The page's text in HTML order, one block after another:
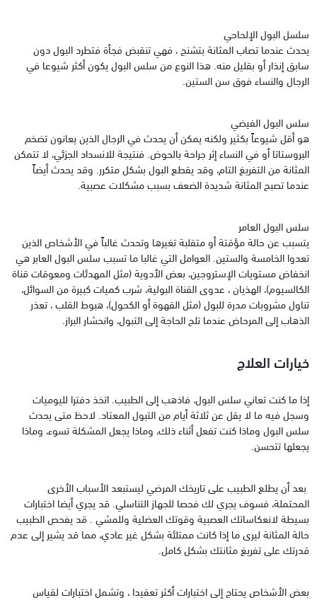
‏سلسل البول الإلحاحي
يحدث عندما تصاب المثانة بتشنج ، فهي تنقبض فجأة فتطرد البول دون
سابق إنذار أو بقليل منه. هذا النوع من سلس البول يكون أكثر شيوعا في
الرجال والنساء فوق سن الستين.
‏سلس البول الفيضي
هو أقل شيوعاً بكثير ولكنه يمكن أن يحدث في الرجال ‏الذين يعانون تضخم
البروستاتا أو في النساء إثر جراحة بالحوض. فنتيجة للانسداد الجزئي، لا تتمكن
المثانة من التفريغ التام، وقد يقطع البول بشكل متكرر. وقد يحدث أيضاً
عندما تصبح المثانة شديدة الضعف بسبب مشكلات عصبية.
‏سلس البول العامر
يتسبب عن حالة مؤقتة أو متقلبة تغيرها وتحدث غالباً في الأشخاص الذين
تعدوا الخامسة والستين. العوامل التي غالبا ما تسبب سلس البول العابر هي
انخفاض مستويات الإستروجين، بعض الأدوية (مثل المهدئات ومعوقات قناة
الكالسيوم)، الهذيان ، عدوى القناة البولية، شرب كميات كبيرة من السوائل،
تناول مشروبات مدرة للبول (مثل القهوة ‏أو الكحول)، هبوط القلب ، تعذر
الذهاب إلى المرحاض عندما تلح الحاجة إلى التبول، وانحشار البراز.
‏خيارات العلاج
‏إذا ما كنت تعاني سلس البول، فاذهب إلى الطبيب. اتخذ دفترا لليوميات
وسجل فيه ما لا يقل عن ثلاثة أيام من التبول المعتاد. لاحظ متى يحدث
سلس البول وماذا كنت تفعل أثناء ذلك، وماذا يجعل المشكلة تسوء، وماذا
يجعلها تتحسن.
‏ بعد أن يطلع الطبيب على تاريخك المرضي ليستبعد الأسباب الأخرى
المحتملة، فسوف يجري لك فحصا للجهاز التناسلي. قد يجري أيضا اختبارات
بسيطة لانعكاساتك العصبية ‏وقوتك العضلية وللمشي . قد يفحص الطبيب
حالة المثانة ليرى ما إذا كانت ممتلئة بشكل غير عادي، مما قد يشير ‏إلى عدم
قدرتك على تفريغ مثانتك بشكل كامل.
‏بعض الأشخاص يحتاج إلى اختبارات أكثر تعقيدا ، وتشمل اختبارات لقياس